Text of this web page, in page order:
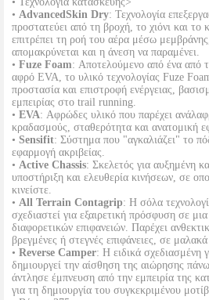
• AdvancedSkin Dry: Τεχνολογία
προστατεύει από τη βροχή, το χιόνι και το
επιτρέπει τη ροή του αέρα μέσω
απομακρύνεται και η άνεση να παραμένει.
• Fuze Foam: Αποτελούμενο από ένα από
αφρό EVA, το υλικό τεχνολογίας Fuze
προστασία και επιστροφή ενέργειας,
εμπειρίας στο trail running.
• EVA: Αφρώδες υλικό που παρέχει
κραδασμούς, σταθερότητα και ανατομική
• Sensifit: Σύστημα που "αγκαλιάζει" το
εφαρμογή ακριβείας.
• Active Chassis: Σκελετός για αυξημένη
υποστήριξη και ελευθερία κινήσεων, σε
κινείστε.
• All Terrain Contagrip: Η σόλα
σχεδιαστεί για εξαιρετική πρόσφυση σε
διαφορετικών επιφανειών. Παρέχει
βρεγμένες ή στεγνές επιφάνειες, σε
• Reverse Camper: Η ειδικά σχεδιασμένη
δημιουργεί την αίσθηση της αιώρησης
άντλησε έμπνευση από την εμπειρία της
για τη δημιουργία του συγκεκριμένου